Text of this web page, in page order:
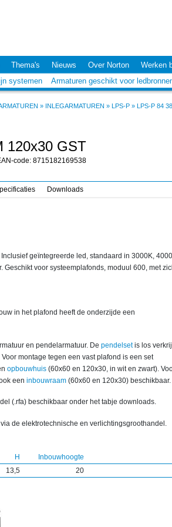
Thema's Nieuws Over Norton Werken
systemen Armaturen geschikt voor
» INLEGARMATUREN » LPS-P » LPS-P 84
120x30 GST
code: 8715182169538
Downloads
geïntegreerde led, standaard in 3000K,
Geschikt voor systeemplafonds, moduul 600, met
in het plafond heeft de onderzijde een
en pendelarmatuur. De pendelsetis los
montage tegen een vast plafond is een set
opbouwhuis (60x60 en 120x30, in wit en zwart).
een inbouwraam (60x60 en 120x30) beschikbaar.
(.rfa) beschikbaar onder het tabje downloads.
de elektrotechnische en verlichtingsgroothandel.
H
Inbouwhoogte
13,5 20